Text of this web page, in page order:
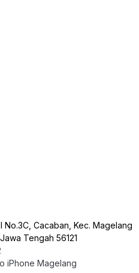
No.3C, Cacaban, Kec. Magelang
Tengah 56121
iPhone Magelang